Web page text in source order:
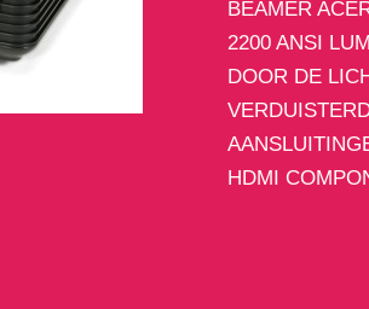
BEAMER
2200 ANSI
DOOR DE
HDMI